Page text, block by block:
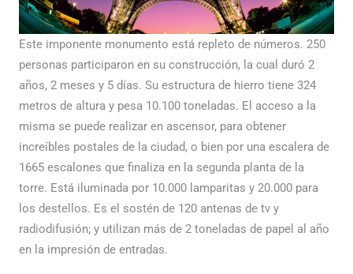
Este imponente monumento está repleto de números. 250
personas participaron en su construcción, la cual duró 2
años, 2 meses y 5 días. Su estructura de hierro tiene 324
metros de altura y pesa 10.100 toneladas. El acceso a la
misma se puede realizar en ascensor, para obtener
increíbles postales de la ciudad, o bien por una escalera de
1665 escalones que finaliza en la segunda planta de la
torre. Está iluminada por 10.000 lamparitas y 20.000 para
los destellos. Es el sostén de 120 antenas de tv y
radiodifusión; y utilizan más de 2 toneladas de papel al año
en la impresión de entradas.